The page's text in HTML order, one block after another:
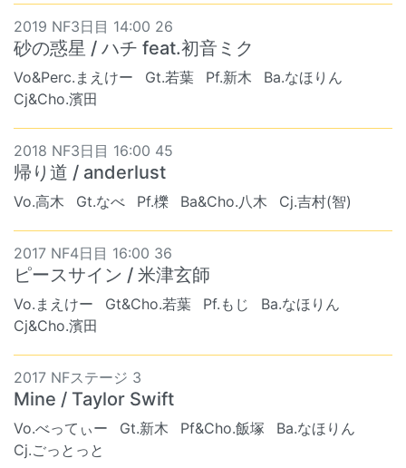
2019 NF3日目 14:00 26
砂の惑星 / ハチ feat.初音ミク
Vo&Perc.まえけー Gt.若葉 Pf.新木
Ba.なほりん
Cj&Cho.濱田
2018 NF3日目 16:00 45
帰り道 / anderlust
Vo.高木 Gt.なべ Pf.櫟 Ba&Cho.八木 Cj.吉村(智)
2017 NF4日目 16:00 36
ピースサイン / 米津玄師
Vo.まえけー Gt&Cho.若葉 Pf.もじ
Ba.なほりん
Cj&Cho.濱田
2017 NFステージ 3
Mine / Taylor Swift
Vo.べってぃー Gt.新木 Pf&Cho.飯塚
Ba.なほりん
Cj.ごっとっと